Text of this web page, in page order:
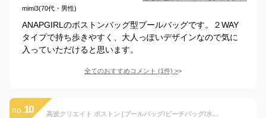
mimi3(70代・男性)
ANAPGIRLのボストンバッグ型プールバッグです。２WAY
タイプで持ち歩きやすく、大人っぽいデザインなので気に
入っていただけると思います。
全てのおすすめコメント (1件) >
no. 10 高波クリエイト ボストン [プールバッグ/ビーチバッグ/水着バッグ] すみっコぐらし 089615 約H310×W395×D120mm